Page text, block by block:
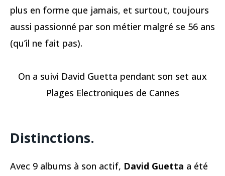
plus en forme que jamais, et surtout, toujours
aussi passionné par son métier malgré se 56 ans
(qu’il ne fait pas).
On a suivi David Guetta pendant son set aux
Plages Electroniques de Cannes
Distinctions.
Avec 9 albums à son actif, David Guetta a été